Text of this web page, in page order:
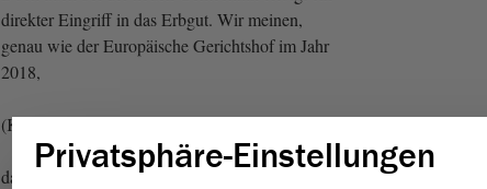
direkter Eingriff in das Erbgut. Wir meinen,
genau wie der Europäische Gerichtshof im Jahr
2018,
(Kathrin Tarricone, FDP: Und dann Mutation!)
dass auch neue Gentechnik im Sinne der
Privatsphäre-Einstellungen